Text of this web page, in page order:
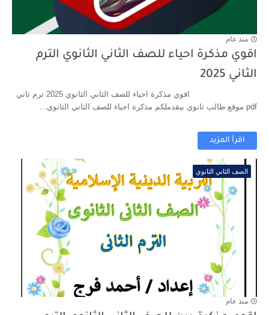
منذ عام
اقوي مذكرة احياء للصف الثاني الثانوي الترم
الثاني 2025
اقوي مذكرة احياء للصف الثاني الثانوي 2025 ترم ثاني
pdf موقع طالب ثانوي بيقدملكم مذكرة احياء للصف الثاني الثانوي...
اقرأ المزيد
الصف الثاني الثانوي
منذ عام